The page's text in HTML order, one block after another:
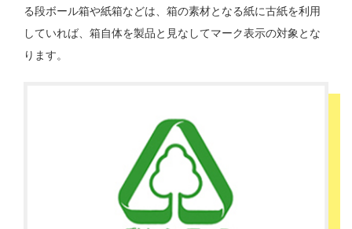
る段ボール箱や紙箱などは、箱の素材となる紙に古紙を利用
していれば、箱自体を製品と見なしてマーク表示の対象とな
ります。